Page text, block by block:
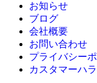
お知らせ
ブログ
会社概要
お問い合わせ
プライバシー
カスタマーハ